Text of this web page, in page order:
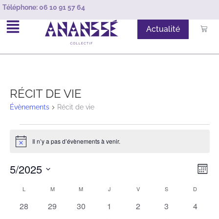
Téléphone:06 10 91 57 64
Actualité
RÉCIT DE VIE
Évènements Récit de vie
Notice Il n’y a pas d’évènements à venir.
Mois
5/2025
date.
Calendrier
de
L M M J V S D
0
28
0
29
0
30
0
1
0
2
0
3
0
4